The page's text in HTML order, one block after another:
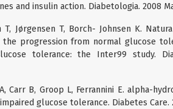
and insulin action. Diabetologia. 2008
T, Jørgensen T, Borch- Johnsen K.
progression from normal glucose
tolerance: the Inter99 study.
Carr B, Groop L, Ferrannini E. alpha-
glucose tolerance. Diabetes Care.